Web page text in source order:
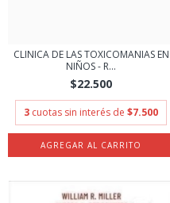
CLINICA DE LAS TOXICOMANIAS EN
NIÑOS - R...
$22.500
3 cuotas sin interés de $7.500